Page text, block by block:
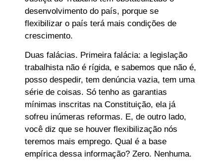
desenvolvimento do país, porque se
flexibilizar o país terá mais condições de
crescimento.
Duas falácias. Primeira falácia: a legislação
trabalhista não é rígida, e sabemos que não é,
posso despedir, tem denúncia vazia, tem uma
série de coisas. Só tenho as garantias
mínimas inscritas na Constituição, ela já
sofreu inúmeras reformas. E, de outro lado,
você diz que se houver flexibilização nós
teremos mais emprego. Qual é a base
empírica dessa informação? Zero. Nenhuma.